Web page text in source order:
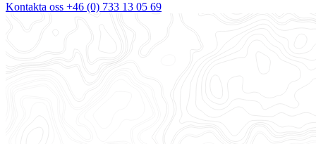
Kontakta oss +46 (0) 733 13 05 69